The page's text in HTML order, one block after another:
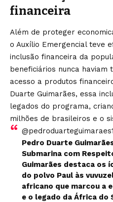
financeira
Além de proteger
o Auxílio Emergencial teve
inclusão financeira da
beneficiários nunca haviam
acesso a produtos
Duarte Guimarães, essa
legados do programa,
milhões de brasileiros e o
@pedroduarteguimaraes1
Pedro Duarte
Submarina com
Guimarães destaca os
do polvo Paul às
africano que marcou a
e o legado da África do